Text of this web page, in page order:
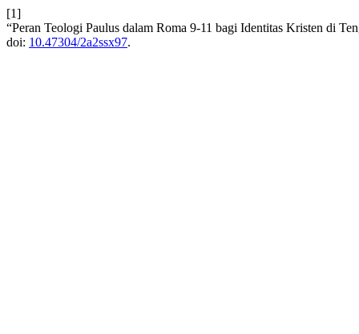
[1]
“Peran Teologi Paulus dalam Roma 9-11 bagi Identitas Kristen di
doi: 10.47304/2a2ssx97.